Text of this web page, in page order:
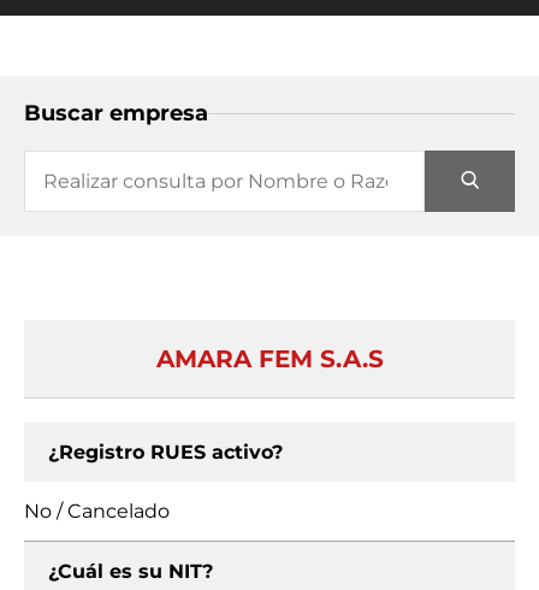
Buscar empresa
AMARA FEM S.A.S
¿Registro RUES activo?
No / Cancelado
¿Cuál es su NIT?